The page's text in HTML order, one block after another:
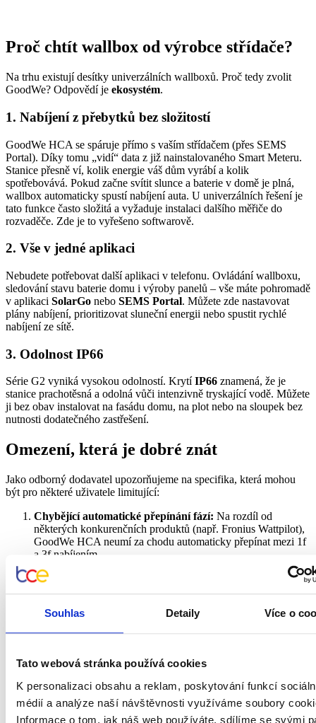
Souhlas Detaily Více o
Tato webová stránka používá cookies
K personalizaci obsahu a reklam, poskytování funkcí
médií a analýze naší návštěvnosti využíváme soubory
Informace o tom, jak náš web používáte, sdílíme se svými
Proč chtít wallbox od výrobce střídače?
Na trhu existují desítky univerzálních wallboxů. Proč tedy zvolit
GoodWe? Odpovědí je ekosystém.
1. Nabíjení z přebytků bez složitostí
GoodWe HCA se spáruje přímo s vaším střídačem (přes SEMS
Portal). Díky tomu „vidí“ data z již nainstalovaného Smart Meteru.
Stanice přesně ví, kolik energie váš dům vyrábí a kolik
spotřebovává. Pokud začne svítit slunce a baterie v domě je plná,
wallbox automaticky spustí nabíjení auta. U univerzálních řešení je
tato funkce často složitá a vyžaduje instalaci dalšího měřiče do
rozvaděče. Zde je to vyřešeno softwarově.
2. Vše v jedné aplikaci
Nebudete potřebovat další aplikaci v telefonu. Ovládání wallboxu,
sledování stavu baterie domu i výroby panelů – vše máte pohromadě
v aplikaci SolarGo nebo SEMS Portal. Můžete zde nastavovat
plány nabíjení, prioritizovat sluneční energii nebo spustit rychlé
nabíjení ze sítě.
3. Odolnost IP66
Série G2 vyniká vysokou odolností. KrytíIP66 znamená, že je
stanice prachotěsná a odolná vůči intenzivně tryskající vodě. Můžete
ji bez obav instalovat na fasádu domu, na plot nebo na sloupek bez
nutnosti dodatečného zastřešení.
Omezení, která je dobré znát
Jako odborný dodavatel upozorňujeme na specifika, která mohou
být pro některé uživatele limitující:
Chybějící automatické přepínání fází: Na rozdíl od
některých konkurenčních produktů (např. Fronius Wattpilot),
GoodWe HCA neumí za chodu automaticky přepínat mezi 1f
a 3f nabíjením.
Aby se nabíjení spustilo čistě
ze slunce v třífázovém režimu, potřebujete přebytek cca
4,1 kW(6A na fázi). Pokud je pod mrakem a výroba je
musí chybějící energii „přicucnout“ ze sítě či domácí
baterie. Není to tedy ideální řešení pro malé elektrárny
Závislost na značce:
Tento wallbox dává smysl pouze v
kombinaci sestřídači GoodWe. Pokud v budoucnu změníte
technologii FVE, stane se z něj „hloupá“ nabíječka bez